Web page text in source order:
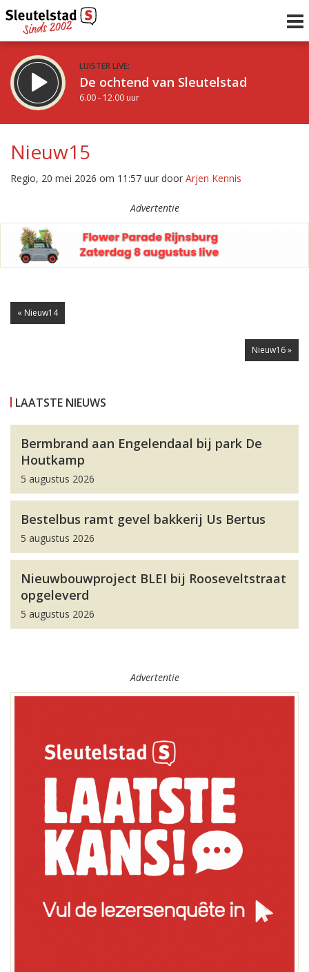
LUISTER LIVE:
De ochtend van Sleutelstad
6.00 - 12.00 uur
De middag van Sleutelstad
12.00 - 18.00 uur
Vorig uur
Nieuw15
Regio, 20 mei 2026 om 11:57 uur door Arjen Kennis
Advertentie
« Nieuw14
Nieuw16 »
LAATSTE NIEUWS
Bermbrand aan Engelendaal bij park De
Houtkamp
5 augustus 2026
Bestelbus ramt gevel bakkerij Us Bertus
5 augustus 2026
Nieuwbouwproject BLEI bij Rooseveltstraat
opgeleverd
5 augustus 2026
Advertentie